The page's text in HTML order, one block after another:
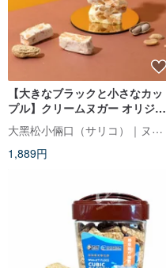
【大きなブラックと小さなカッ
プル】クリームヌガー オリジナ
ルフレーバー 280g
大黑松小倆口（サリコ）｜ヌガー発祥名店
1,889円